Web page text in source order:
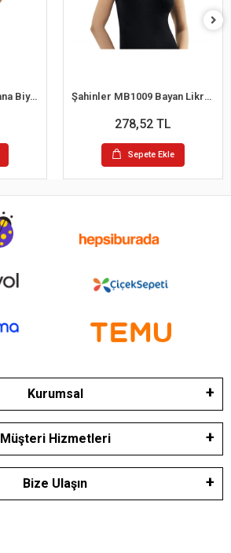
Hasyün 301 Kadın Ribana Biyeli Yün İp Askılı Atlet Şahinler MB1009 Bayan Likralı Balıkcı Yaka Atlet
278,52 TL
Sepete Ekle
Kurumsal
Müşteri Hizmetleri
Bize Ulaşın